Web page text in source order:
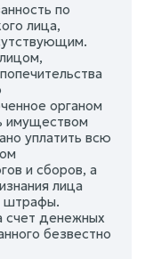
по
лица,
органом
имуществом
уплатить всю
и сборов, а
лица
штрафы.
счет денежных
безвестно